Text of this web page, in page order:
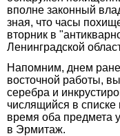
вполне законный
зная, что часы
вторник в
Ленинградской
Напомним, днем
восточной работы,
серебра и
числящийся в
время оба предмета
в Эрмитаж.